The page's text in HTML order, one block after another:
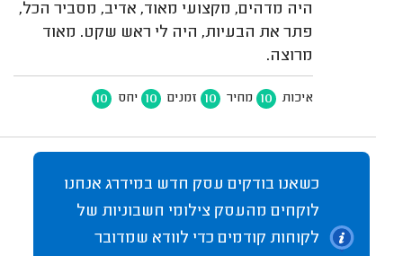
היה מדהים, מקצועי מאוד, אדיב, מסביר הכל,
פתר את הבעיות, היה לי ראש שקט. מאוד
מרוצה.
איכות 10 מחיר 10 זמנים 10 יחס 10
כשאנו בודקים עסק חדש במידרג אנחנו
לוקחים מהעסק צילומי חשבוניות של
לקוחות קודמים כדי לוודא שמדובר